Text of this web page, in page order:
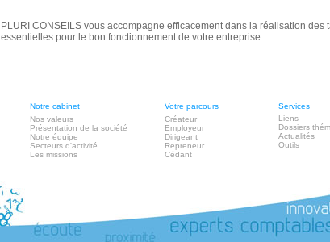
PLURI CONSEILS vous accompagne efficacement dans la réalisation des
essentielles pour le bon fonctionnement de votre entreprise.
Notre cabinet Votre parcours
Services
Nos valeurs
Présentation de la société
Notre équipe
Secteurs d'activité
Les missions
Créateur
Employeur
Dirigeant
Repreneur
Cédant
Liens
Dossiers
Actualités
Outils